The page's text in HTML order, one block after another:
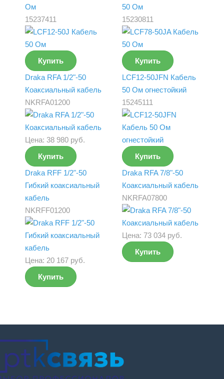
Ом
15237411
Купить
50 Ом
15230811
Купить
Draka RFA 1/2"-50
Коаксиальный кабель
NKRFA01200
Цена: 38 980 руб.
Купить
LCF12-50JFN Кабель
50 Ом огнестойкий
15245111
Купить
Draka RFF 1/2"-50
Гибкий коаксиальный
кабель
NKRFF01200
Цена: 20 167 руб.
Купить
Draka RFA 7/8"-50
Коаксиальный кабель
NKRFA07800
Цена: 73 034 руб.
Купить